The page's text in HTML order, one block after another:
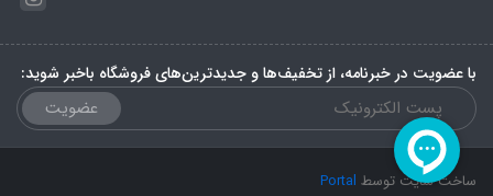
با عضویت در خبرنامه، از تخفیف‌ها و جدیدترین‌های فروشگاه باخبر شوید:
عضویت
ساخت سایت توسط Portal